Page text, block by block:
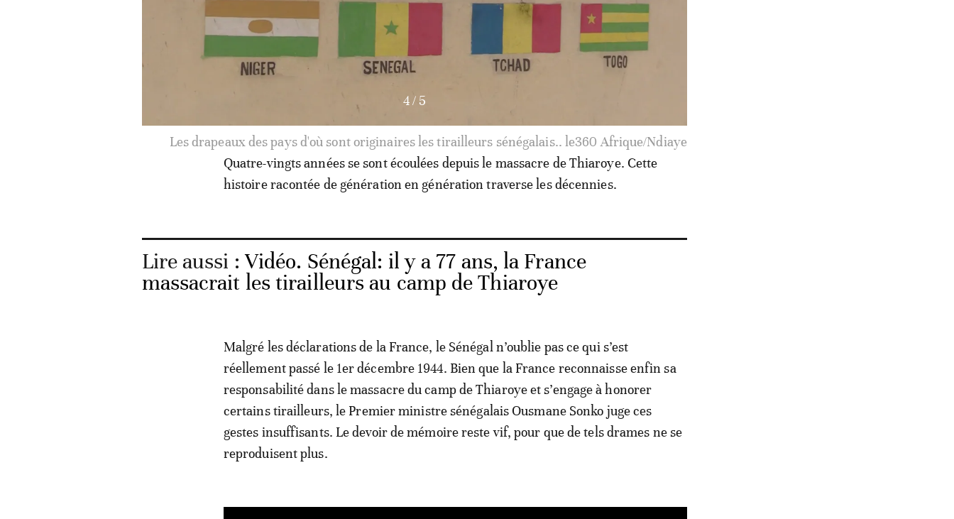
4/5
Les drapeaux des pays d'où sont originaires lestirailleurs sénégalais.. le360 Afrique/Ndiaye
Quatre-vingts années se sont écoulées depuis le massacre de Thiaroye. Cette
histoire racontée de génération en génération traverse les décennies.
Lire aussi :Vidéo. Sénégal: il y a 77 ans, la France
massacrait les tirailleurs au camp de Thiaroye
Malgré les déclarations de la France, le Sénégal n’oublie pas ce qui s’est
réellement passé le 1er décembre 1944. Bien que la France reconnaisse enfin sa
responsabilité dans le massacre du camp de Thiaroye et s’engage à honorer
certains tirailleurs, le Premier ministre sénégalais Ousmane Sonko juge ces
gestes insuffisants. Le devoir de mémoire reste vif, pour que de tels drames ne se
reproduisent plus.